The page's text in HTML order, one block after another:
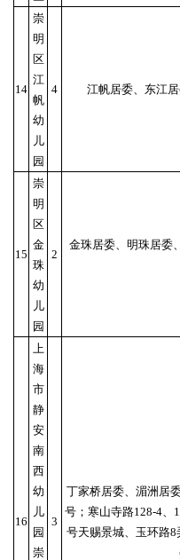
14
崇
明
区
江
帆
幼
儿
园
4 江帆居委、东江
15
崇
明
区
金
珠
幼
儿
园
2
金珠居委、明珠居委
16
上
海
市
静
安
南
西
幼
儿
园
崇
3
丁家桥居委、湄洲居
号；寒山寺路128-4、
号天赐景城、玉环路